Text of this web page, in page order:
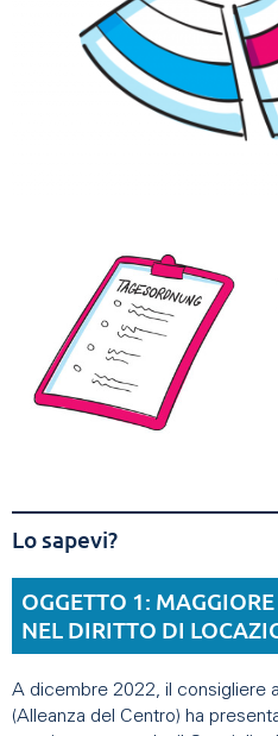
Lo sapevi?
OGGETTO 1:
NEL DIRITTO DI
A dicembre 2022, il consigliere
(Alleanza del Centro) ha